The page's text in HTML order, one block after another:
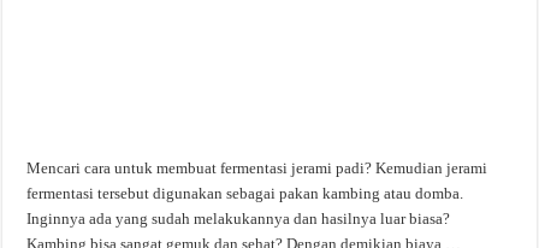
Mencari cara untuk membuat fermentasi jerami padi? Kemudian jerami
fermentasi tersebut digunakan sebagai pakan kambing atau domba.
Inginnya ada yang sudah melakukannya dan hasilnya luar biasa?
Kambing bisa sangat gemuk dan sehat? Dengan demikian biaya …